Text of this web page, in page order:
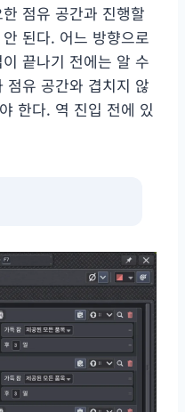
점유 공간과 진행할
된다. 어느 방향으로
끝나기 전에는 알 수
점유 공간와 겹치지 않
한다. 역 진입 전에 있